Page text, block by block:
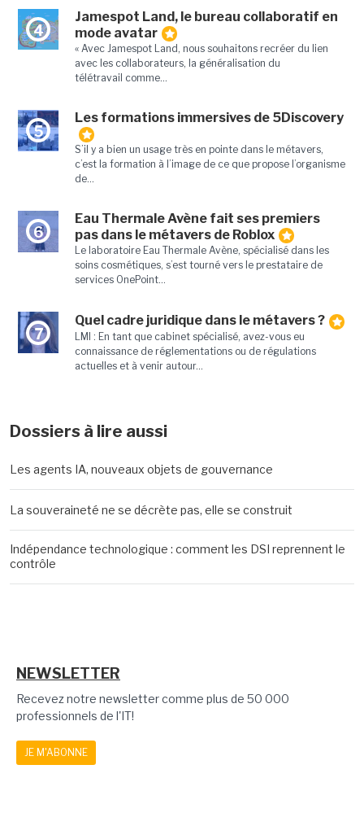
4
Jamespot Land, le bureau collaboratif en
mode avatar
« Avec Jamespot Land, nous souhaitons recréer du lien
avec les collaborateurs, la généralisation du
télétravail comme...
5
Les formations immersives de 5Discovery
S’il y a bien un usage très en pointe dans le métavers,
c’est la formation à l’image de ce que propose l’organisme
de...
6
Eau Thermale Avène fait ses premiers
pas dans le métavers de Roblox
Le laboratoire Eau Thermale Avène, spécialisé dans les
soins cosmétiques, s’est tourné vers le prestataire de
services OnePoint...
7
Quel cadre juridique dans le métavers ?
LMI : En tant que cabinet spécialisé, avez-vous eu
connaissance de réglementations ou de régulations
actuelles et à venir autour...
Dossiers à lire aussi
Les agents IA, nouveaux objets de gouvernance
La souveraineté ne se décrète pas, elle se construit
Indépendance technologique : comment les DSI reprennent le
contrôle
NEWSLETTER
Recevez notre newsletter comme plus de 50 000
professionnels de l'IT!
JE M'ABONNE